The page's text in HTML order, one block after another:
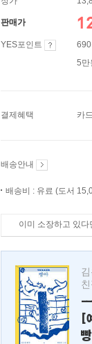
판매가
YES포인트
5만
결제혜택 카
배송안내
배송비 : 유료 (도서
이미 소장하고 있다
[